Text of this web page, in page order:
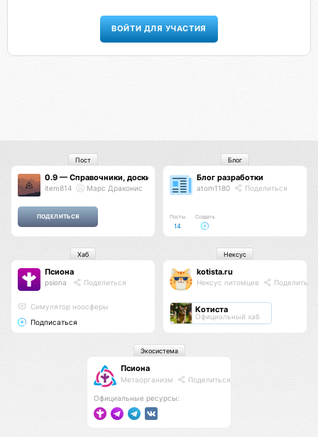
ВОЙТИ ДЛЯ УЧАСТИЯ
0.9 — Справочники, доски объявлений, витрины, логотип,
item814 Марс Драконис
Пост
Блог разработки
atom1180 Поделиться
Посты
14
Создать
Блог
Псиона
psiona Поделиться
Cимулятор ноосферы
Подписаться
Хаб
kotista.ru
Нексус питомцев Поделиться
Котиста
Официальный хаб
Нексус
Псиона
Метаорганизм Поделиться
Официальные ресурсы:
Экосистема